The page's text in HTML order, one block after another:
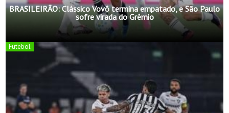
BRASILEIRÃO: Clássico Vovô termina empatado, e São Paulo
sofre virada do Grêmio
Futebol